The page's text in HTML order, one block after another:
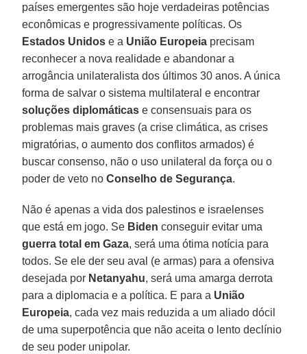
países emergentes são hoje verdadeiras potências
econômicas e progressivamente políticas. Os
Estados Unidos e a União Europeia precisam
reconhecer a nova realidade e abandonar a
arrogância unilateralista dos últimos 30 anos. A única
forma de salvar o sistema multilateral e encontrar
soluções diplomáticas e consensuais para os
problemas mais graves (a crise climática, as crises
migratórias, o aumento dos conflitos armados) é
buscar consenso, não o uso unilateral da força ou o
poder de veto noConselho de Segurança.
Não é apenas a vida dos palestinos e israelenses
que está em jogo. Se Biden conseguir evitar uma
guerra total em Gaza, será uma ótima notícia para
todos. Se ele der seu aval (e armas) para a ofensiva
desejada por Netanyahu, será uma amarga derrota
para a diplomacia e a política. E para a União
Europeia, cada vez mais reduzida a um aliado dócil
de uma superpotência que não aceita o lento declínio
de seu poder unipolar.